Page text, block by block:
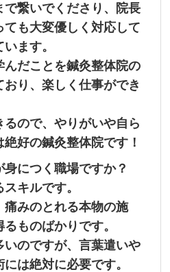
繋いでくださり、
院長
ても大変優しく対応して
ます。
だことを鍼灸整体院の
おり、楽しく仕事ができ
るので、やりがいや自ら
好の鍼灸整体院です！
につく職場ですか？
キルです。
みのとれる本物の施
ものばかりです。
いのですが、言葉遣いや
は絶対に必要です。